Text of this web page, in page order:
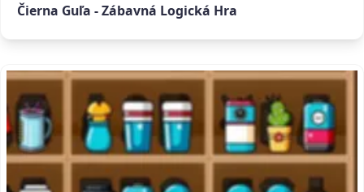
Čierna Guľa - Zábavná Logická Hra